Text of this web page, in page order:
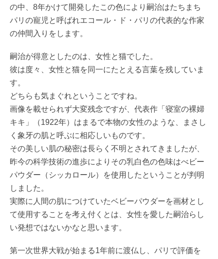
の中、8年かけて開発したこの色により嗣治はたちまち
パリの寵児と呼ばれエコール・ド・パリの代表的な作家
の仲間入りをします。
嗣治が得意としたのは、女性と猫でした。
彼は度々、女性と猫を同一にたとえる言葉を残していま
す。
どちらも気まぐれということですね。
画像を載せられず大変残念ですが、代表作「寝室の裸婦
キキ」（1922年）はまるで本物の女性のような、まさし
く象牙の肌と呼ぶに相応しいものです。
その美しい肌の秘密は長らく不明とされてきましたが、
昨今の科学技術の進歩によりその乳白色の色味はべビー
パウダー（シッカロール）を使用したということが判明
しました。
実際に人間の肌につけていたベビーパウダーを画材とし
て使用することを考え付くとは、女性を愛した嗣治らし
い発想ではないかなと思います。
第一次世界大戦が始まる1年前に渡仏し、パリで評価を